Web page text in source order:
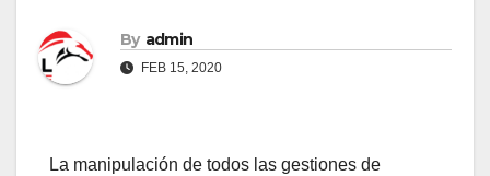
By admin
FEB 15, 2020
La manipulación de todos las gestiones de